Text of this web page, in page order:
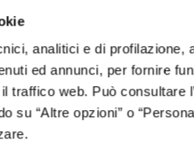
analitici e di profilazione,
ed annunci, per fornire
traffico web. Può consultare
su “Altre opzioni” o